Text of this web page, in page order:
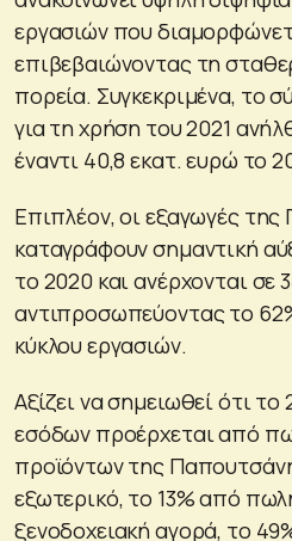
εργασιών που
επιβεβαιώνοντας τη
πορεία. Συγκεκριμένα, το
για τη χρήση του 2021
έναντι 40,8 εκατ. ευρώ το
Επιπλέον, οι εξαγωγές
καταγράφουν σημαντική
το 2020 και ανέρχονται σε
αντιπροσωπεύοντας το
κύκλου εργασιών.
Αξίζει να σημειωθεί ότι
εσόδων προέρχεται από
προϊόντων της
εξωτερικό, το 13% από
ξενοδοχειακή αγορά, το